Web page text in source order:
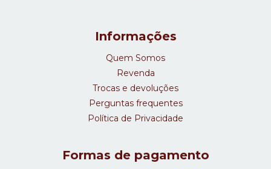
Informações
Quem Somos
Revenda
Trocas e devoluções
Perguntas frequentes
Política de Privacidade
Formas de pagamento